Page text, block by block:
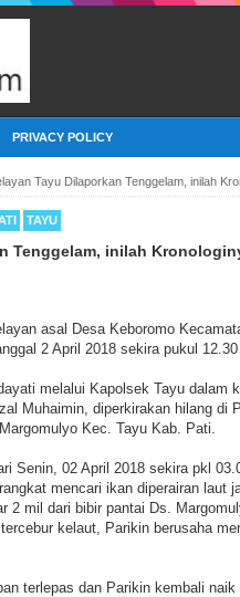
PRIVACY POLICY
Tayu Dilaporkan Tenggelam, inilah
TAYU
Tenggelam, inilah
asal Desa Keboromo
2 April 2018 sekira pukul 12.30
melalui Kapolsek Tayu dalam
Muhaimin, diperkirakan hilang di
Kec. Tayu Kab. Pati.
Senin, 02 April 2018 sekira pkl
mencari ikan diperairan laut
2 mil dari bibir pantai Ds.
kelaut, Parikin berusaha
terlepas dan Parikin kembali